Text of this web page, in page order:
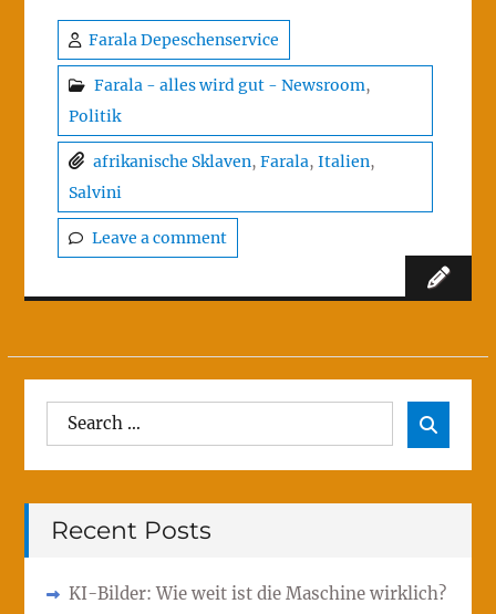
Farala Depeschenservice
Farala - alles wird gut - Newsroom,
Politik
afrikanische Sklaven, Farala, Italien,
Salvini
Leave a comment
Search
for:

Recent Posts
KI-Bilder: Wie weit ist die Maschine wirklich?